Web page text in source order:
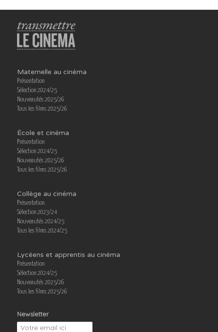
Maternelle au cinéma
Présentation
Sélection 2024/25
Nouveautés 2025/26
Tous les films 2025/26
École et cinéma
Présentation
Sélection 2024/25
Nouveautés 2025/26
Tous les films 2025/26
Collège au cinéma
Présentation
Sélection 2023/24
Nouveautés 2024/25
Tous les films 2024/25
Lycéens et apprentis au cinéma
Présentation
Sélection 2024/25
Nouveautés 2025/26
Tous les films 2025/26
Newsletter